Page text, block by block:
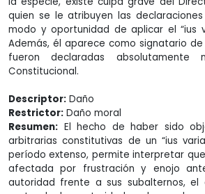
quien se le atribuyen las
modo y oportunidad de aplicar el “ius
Además, él aparece como signatario
fueron declaradas
Constitucional.
Descriptor: Daño
Restrictor: Daño moral
Resumen: El hecho de haber sido
arbitrarias constitutivas de un “ius
período extenso, permite interpretar
afectada por frustración y enojo
autoridad frente a sus subalternos, el